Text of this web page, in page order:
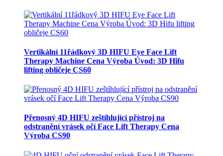
Vertikální 11řádkový 3D HIFU Eye Face Lift
Therapy Machine Cena Výroba Úvod: 3D Hifu
lifting obličeje CS60
Přenosný 4D HIFU zeštíhlující přístroj na
odstranění vrásek očí Face Lift Therapy Cena
Výroba CS90